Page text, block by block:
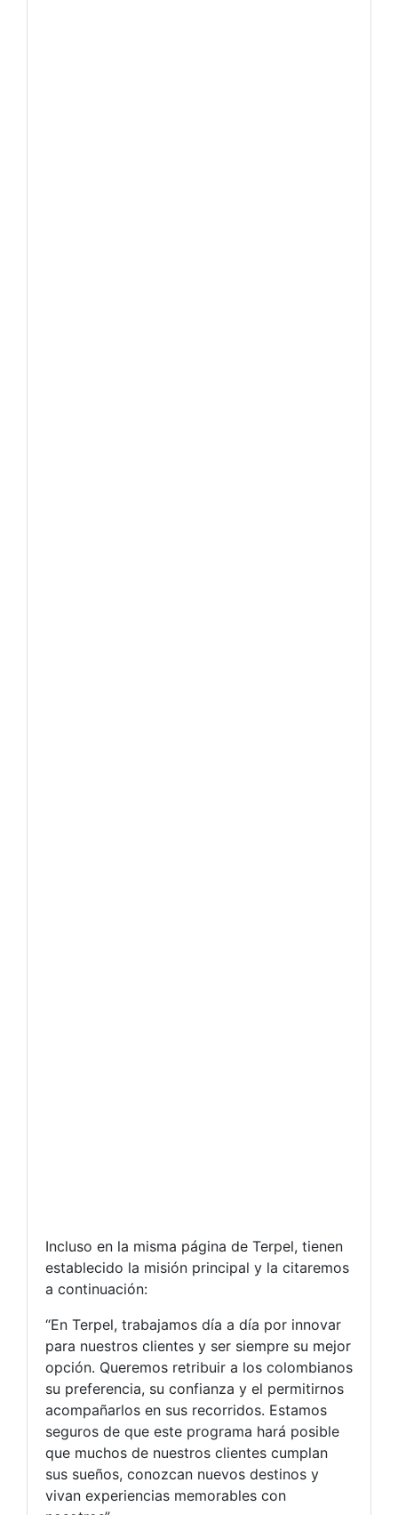
Incluso en la misma página de Terpel, tienen
establecido la misión principal y la citaremos
a continuación:
“En Terpel, trabajamos día a día por innovar
para nuestros clientes y ser siempre su mejor
opción. Queremos retribuir a los colombianos
su preferencia, su confianza y el permitirnos
acompañarlos en sus recorridos. Estamos
seguros de que este programa hará posible
que muchos de nuestros clientes cumplan
sus sueños, conozcan nuevos destinos y
vivan experiencias memorables con